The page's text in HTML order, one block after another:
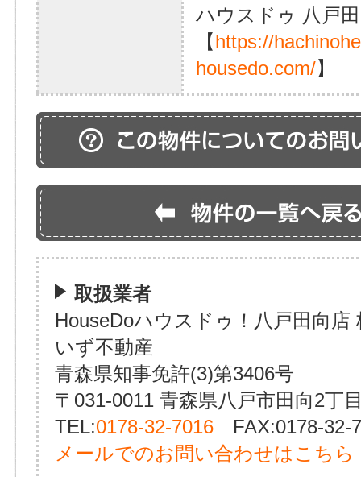
ハウスドゥ 八戸
【https://
housedo.com/】
取扱業者
HouseDoハウスドゥ！八戸田向店
いず不動産
青森県知事免許(3)第3406号
〒031-0011 青森県八戸市田向2丁
TEL:0178-32-7016 FAX:0178-32-
メールでのお問い合わせはこちら